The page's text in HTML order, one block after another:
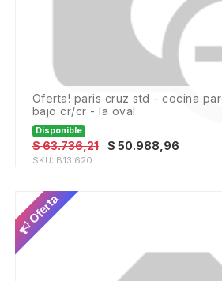
oferta! paris cruz std - cocina pared emb. pico
bajo cr/cr - la oval
Disponible
$63.736,21 $ 50.988,96
SKU: B13.620
Oferta